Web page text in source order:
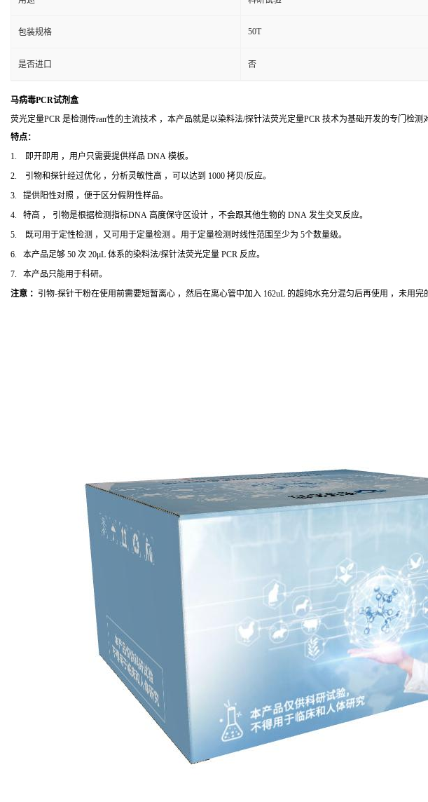
包装规格 50T
是否进口 否
马病毒PCR试剂盒
荧光定量PCR 是检测传ran性的主流技术 ，本产品就是以染料法/探针法荧光定量PCR 技术为基础开发的专门检测
特点：
1. 即开即用 ，用户只需要提供样品 DNA 模板。
2. 引物和探针经过优化 ，分析灵敏性高 ，可以达到 1000 拷贝/反应。
3. 提供阳性对照 ，便于区分假阴性样品。
4. 特高 ， 引物是根据检测指标DNA 高度保守区设计 ，不会跟其他生物的 DNA 发生交叉反应。
5. 既可用于定性检测 ，又可用于定量检测 。用于定量检测时线性范围至少为 5个数量级。
6. 本产品足够 50 次 20μL 体系的染料法/探针法荧光定量 PCR 反应。
7. 本产品只能用于科研。
注意 ： 引物-探针干粉在使用前需要短暂离心 ，然后在离心管中加入 162uL 的超纯水充分混匀后再使用 ，未用完